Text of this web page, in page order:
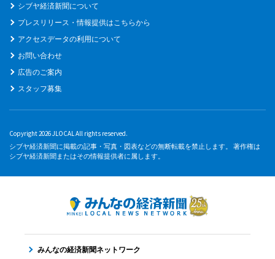
シブヤ経済新聞について
プレスリリース・情報提供はこちらから
アクセスデータの利用について
お問い合わせ
広告のご案内
スタッフ募集
Copyright 2026 JLOCAL All rights reserved.
シブヤ経済新聞に掲載の記事・写真・図表などの無断転載を禁止します。 著作権は
シブヤ経済新聞またはその情報提供者に属します。
みんなの経済新聞ネットワーク